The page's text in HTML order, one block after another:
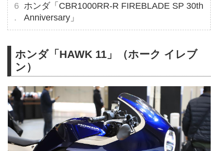
ホンダ「CBR1000RR-R FIREBLADE SP 30th
Anniversary」
ホンダ「HAWK 11」（ホーク イレブ
ン）